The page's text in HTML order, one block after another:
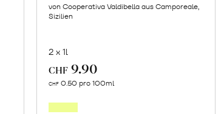
von Cooperativa Valdibella aus Camporeale,
Sizilien
2 x 1l
CHF 9.90
CHF 0.50 pro 100ml